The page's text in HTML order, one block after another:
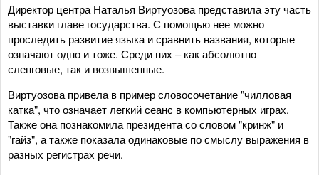
Директор центра Наталья Виртуозова представила эту часть
выставки главе государства. С помощью нее можно
проследить развитие языка и сравнить названия, которые
означают одно и тоже. Среди них – как абсолютно
сленговые, так и возвышенные.
Виртуозова привела в пример словосочетание "чилловая
катка", что означает легкий сеанс в компьютерных играх.
Также она познакомила президента со словом "кринж" и
"гайз", а также показала одинаковые по смыслу выражения в
разных регистрах речи.